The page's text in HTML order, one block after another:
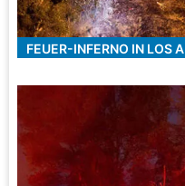
FEUER-INFERNO IN LOS